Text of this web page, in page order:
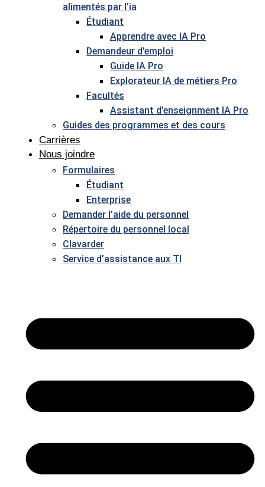
alimentés par l’ia
Étudiant
Apprendre avec IA Pro
Demandeur d’emploi
Guide IA Pro
Explorateur IA de métiers Pro
Facultés
Assistant d’enseignment IA Pro
Guides des programmes et des cours
Carrières
Nous joindre
Formulaires
Étudiant
Enterprise
Demander l’aide du personnel
Répertoire du personnel local
Clavarder
Service d’assistance aux TI